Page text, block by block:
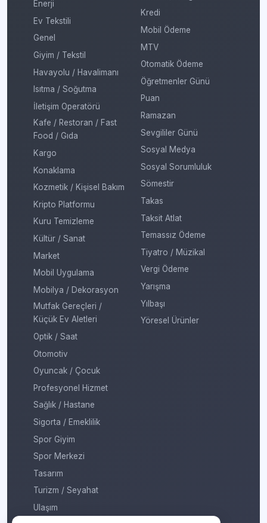
Enerji
Ev Tekstili
Genel
Giyim / Tekstil
Havayolu / Havalimanı
Isıtma / Soğutma
İletişim Operatörü
Kafe / Restoran / Fast
Food / Gıda
Kargo
Konaklama
Kozmetik / Kişisel Bakım
Kripto Platformu
Kuru Temizleme
Kültür / Sanat
Market
Mobil Uygulama
Mobilya / Dekorasyon
Mutfak Gereçleri /
Küçük Ev Aletleri
Optik / Saat
Otomotiv
Oyuncak / Çocuk
Profesyonel Hizmet
Sağlık / Hastane
Sigorta / Emeklilik
Spor Giyim
Spor Merkezi
Tasarım
Turizm / Seyahat
Ulaşım
Kredi
Mobil Ödeme
MTV
Otomatik Ödeme
Öğretmenler Günü
Puan
Ramazan
Sevgililer Günü
Sosyal Medya
Sosyal Sorumluluk
Sömestir
Takas
Taksit Atlat
Temassız Ödeme
Tiyatro / Müzikal
Vergi Ödeme
Yarışma
Yılbaşı
Yöresel Ürünler